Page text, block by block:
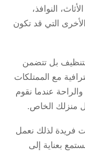
النوافذ،
التي قد تكون
بل تتضمن
مع الممتلكات
عندما نقوم
منزلك الخاص.
فريدة لذلك نعمل
بعناية إلى